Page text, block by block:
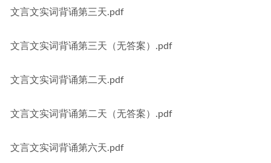
文言文实词背诵第三天.pdf
文言文实词背诵第三天（无答案）.pdf
文言文实词背诵第二天.pdf
文言文实词背诵第二天（无答案）.pdf
文言文实词背诵第六天.pdf